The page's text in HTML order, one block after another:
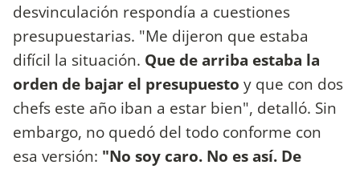
desvinculación respondía a cuestiones
presupuestarias. "Me dijeron que estaba
difícil la situación. Que de arriba estaba la
orden de bajar el presupuesto y que con dos
chefs este año iban a estar bien", detalló. Sin
embargo, no quedó del todo conforme con
esa versión: "No soy caro. No es así. De